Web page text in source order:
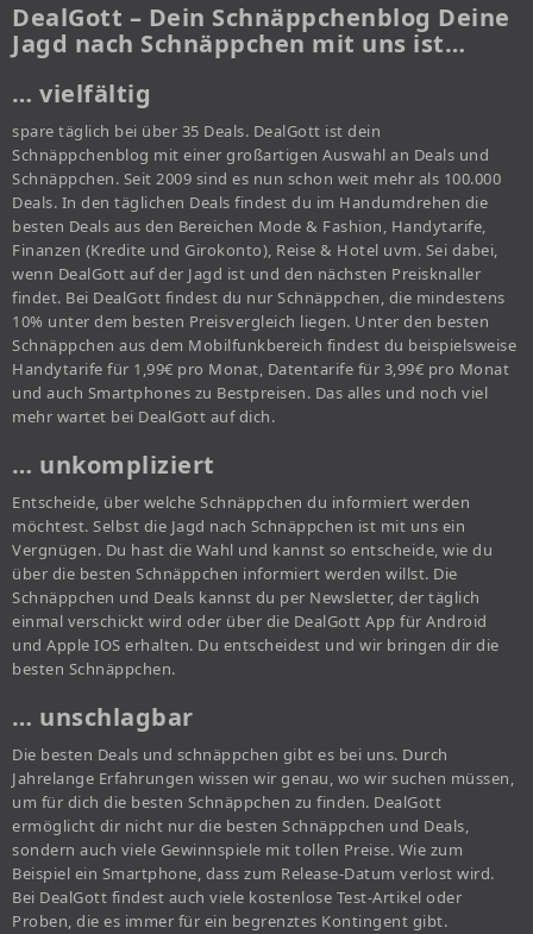
DealGott – Dein Schnäppchenblog Deine
Jagd nach Schnäppchen mit uns ist…
… vielfältig
spare täglich bei über 35 Deals. DealGott ist dein
Schnäppchenblog mit einer großartigen Auswahl an Deals und
Schnäppchen. Seit 2009 sind es nun schon weit mehr als 100.000
Deals. In den täglichen Deals findest du im Handumdrehen die
besten Deals aus den Bereichen Mode & Fashion, Handytarife,
Finanzen (Kredite und Girokonto), Reise & Hotel uvm. Sei dabei,
wenn DealGott auf der Jagd ist und den nächsten Preisknaller
findet. Bei DealGott findest du nur Schnäppchen, die mindestens
10% unter dem besten Preisvergleich liegen. Unter den besten
Schnäppchen aus dem Mobilfunkbereich findest du beispielsweise
Handytarife für 1,99€ pro Monat, Datentarife für 3,99€ pro Monat
und auch Smartphones zu Bestpreisen. Das alles und noch viel
mehr wartet bei DealGott auf dich.
… unkompliziert
Entscheide, über welche Schnäppchen du informiert werden
möchtest. Selbst die Jagd nach Schnäppchen ist mit uns ein
Vergnügen. Du hast die Wahl und kannst so entscheide, wie du
über die besten Schnäppchen informiert werden willst. Die
Schnäppchen und Deals kannst du per Newsletter, der täglich
einmal verschickt wird oder über die DealGott App für Android
und Apple IOS erhalten. Du entscheidest und wir bringen dir die
besten Schnäppchen.
… unschlagbar
Die besten Deals und schnäppchen gibt es bei uns. Durch
Jahrelange Erfahrungen wissen wir genau, wo wir suchen müssen,
um für dich die besten Schnäppchen zu finden. DealGott
ermöglicht dir nicht nur die besten Schnäppchen und Deals,
sondern auch viele Gewinnspiele mit tollen Preise. Wie zum
Beispiel ein Smartphone, dass zum Release-Datum verlost wird.
Bei DealGott findest auch viele kostenlose Test-Artikel oder
Proben, die es immer für ein begrenztes Kontingent gibt.